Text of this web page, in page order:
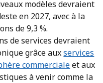
modèles devraient
en 2027, avec à la
de 9,3 %.
de services devraient
grâce auxservices
commercialeet aux
à venir comme la